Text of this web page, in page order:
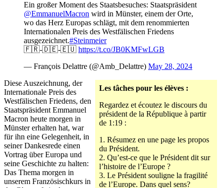
Ein großer Moment des Staatsbesuches: Staatspräsident
@EmmanuelMacron wird in Münster, einem der Orte,
wo das Herz Europas schlägt, mit dem renommierten
Internationalen Preis des Westfälischen Friedens
ausgezeichnet.#Steinmeier
🇫🇷-🇩🇪-🇪🇺 https://t.co/JB0KMFwLGB
— François Delattre (@Amb_Delattre) May 28, 2024
Les tâches pour les élèves :
Regardez et écoutez le discours du
président de la République à partir
de 1:19 :
1. Résumez en une page les propos
du Président.
2. Qu’est-ce que le Président dit sur
l’histoire de l’Europe ?
3. Le Président souligne la fragilité
de l’Europe. Dans quel sens?
Diese Auszeichnung, der
Internationale Preis des
Westfälischen Friedens, den
Staatspräsident Emmanuel
Macron heute morgen in
Münster erhalten hat, war
für ihn eine Gelegenheit, in
seiner Dankesrede einen
Vortrag über Europa und
seine Geschichte zu halten:
Das Thema morgen in
unserem Französischkurs in